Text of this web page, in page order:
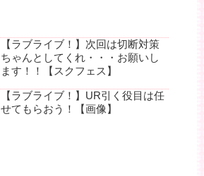
【ラブライブ！】次回は切断対策
ちゃんとしてくれ・・・お願いし
ます！！【スクフェス】
【ラブライブ！】UR引く役目は任
せてもらおう！【画像】